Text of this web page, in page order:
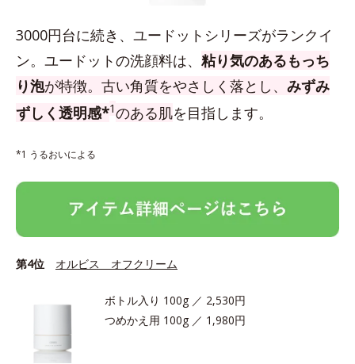
3000円台に続き、ユードットシリーズがランクイ
ン。ユードットの洗顔料は、 粘り気のあるもっち
り泡が特徴。古い角質をやさしく落とし、 みずみ
ずしく透明感*1のある肌を目指します。
*1 うるおいによる
第4位 オルビス オフクリーム
ボトル入り 100g ／ 2,530円
つめかえ用 100g ／ 1,980円